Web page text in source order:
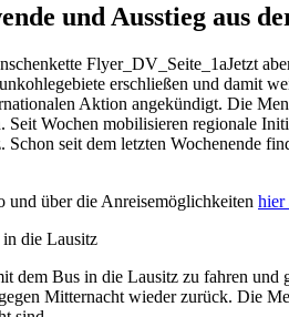
und Ausstieg aus
Jetzt
erschließen und damit
Aktion angekündigt. Die
Seit Wochen mobilisieren regionale
seit dem letzten Wochenende
über die Anreisemöglichkeiten hier
die Lausitz
dem Bus in die Lausitz zu fahren
Mitternacht wieder zurück. Die